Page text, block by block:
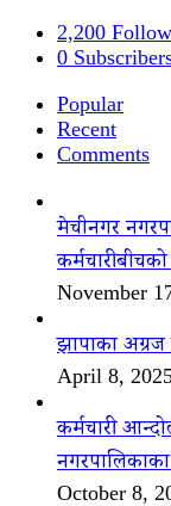
2,200
0
Popular
Recent
Comments
मेचीनगर
November
झापाका अग्रज
April 8,
कर्मचारी
October 8,